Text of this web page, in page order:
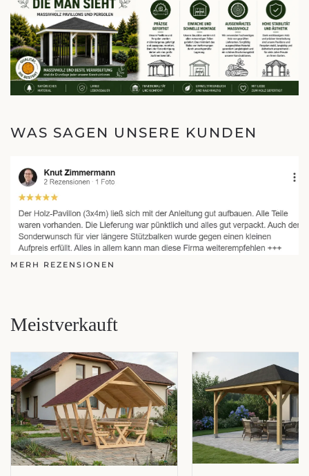
WAS SAGEN UNSERE KUNDEN
MERH REZENSIONEN
Meistverkauft